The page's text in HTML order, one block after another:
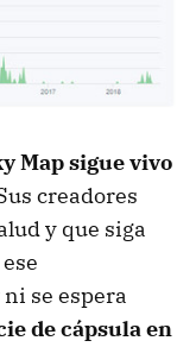
Map sigue vivo
creadores
y que siga
se espera
de cápsula en